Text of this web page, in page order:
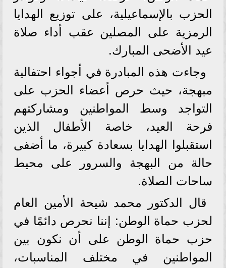
الحزب بالإسماعيلية، على توزيع الهدايا
الرمزية على المصلين عقب أداء صلاة
عيد الأضحى المبارك.
وجاءت هذه المبادرة في أجواء احتفالية
مبهجة، حيث حرص أعضاء الحزب على
التواجد وسط المواطنين ومشاركتهم
فرحة العيد، خاصة الأطفال الذين
استقبلوا الهدايا بسعادة كبيرة، ما أضفى
حالة من البهجة والسرور على محيط
ساحات الصلاة.
قال الدكتور محمد شيحة الأمين العام
لحزب حماة الوطن: إننا نحرص دائمًا في
حزب حماة الوطن على أن نكون بين
المواطنين في مختلف المناسبات،